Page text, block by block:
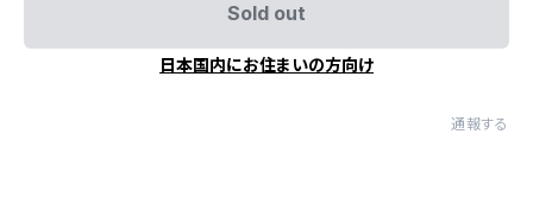
Sold out
日本国内にお住まいの方向け
通報する